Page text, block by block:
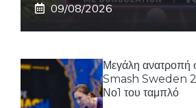
09/08/2026
Μεγάλη
Smash Sweden
Νο1 του ταμπλό